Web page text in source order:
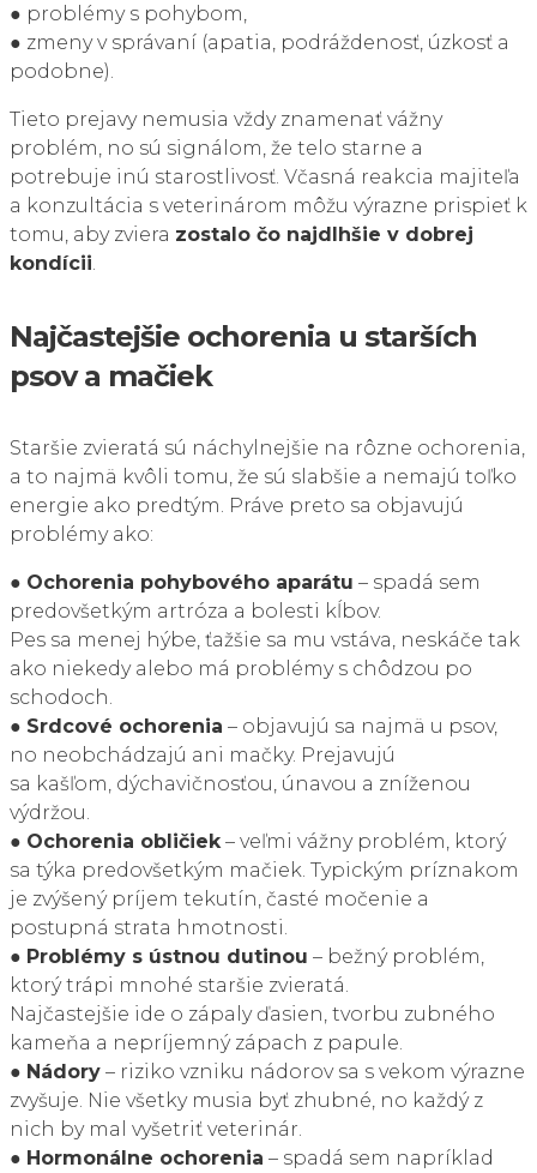
● problémy s pohybom,
● zmeny v správaní (apatia, podráždenosť, úzkosť a
podobne).
Tieto prejavy nemusia vždy znamenať vážny
problém, no sú signálom, že telo starne a
potrebuje inú starostlivosť. Včasná reakcia majiteľa
a konzultácia s veterinárom môžu výrazne prispieť k
tomu, aby zviera zostalo čo najdlhšie v dobrej
kondícii
Najčastejšie ochorenia u starších
psov a mačiek
Staršie zvieratá sú náchylnejšie na rôzne ochorenia,
a to najmä kvôli tomu, že sú slabšie a nemajú toľko
energie ako predtým. Práve preto sa objavujú
problémy ako:
● Ochorenia pohybového aparátu – spadá sem
predovšetkým artróza a bolesti kĺbov.
Pes sa menej hýbe, ťažšie sa mu vstáva, neskáče tak
ako niekedy alebo má problémy s chôdzou po
schodoch.
● Srdcové ochorenia – objavujú sa najmä u psov,
no neobchádzajú ani mačky. Prejavujú
sa kašľom, dýchavičnosťou, únavou a zníženou
výdržou.
● Ochorenia obličiek – veľmi vážny problém, ktorý
sa týka predovšetkým mačiek. Typickým príznakom
je zvýšený príjem tekutín, časté močenie a
postupná strata hmotnosti.
● Problémy s ústnou dutinou – bežný problém,
ktorý trápi mnohé staršie zvieratá.
Najčastejšie ide o zápaly ďasien, tvorbu zubného
kameňa a nepríjemný zápach z papule.
● Nádory – riziko vzniku nádorov sa s vekom výrazne
zvyšuje. Nie všetky musia byť zhubné, no každý z
nich by mal vyšetriť veterinár.
● Hormonálne ochorenia – spadá sem napríklad